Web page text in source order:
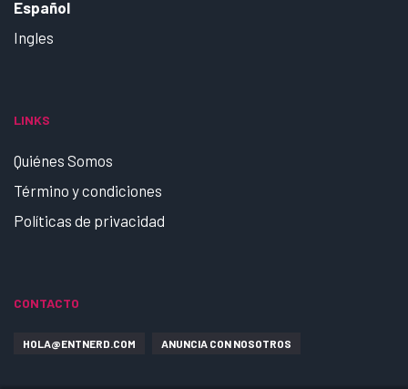
Español
Ingles
LINKS
Quiénes Somos
Término y condiciones
Políticas de privacidad
CONTACTO
HOLA@ENTNERD.COM ANUNCIA CON NOSOTROS